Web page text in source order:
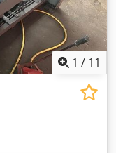
1 / 11